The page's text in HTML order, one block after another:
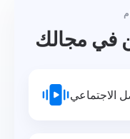
في مجالك
الاجتماعي